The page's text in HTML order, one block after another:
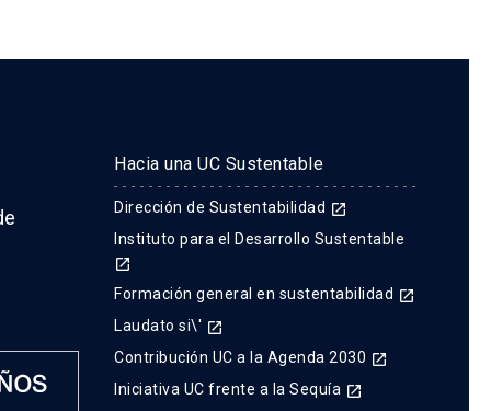
Hacia una UC Sustentable
Dirección de Sustentabilidad launch
Instituto para el Desarrollo Sustentable
launch
Formación general en sustentabilidad launch
Laudato si\' launch
Contribución UC a la Agenda 2030 launch
Iniciativa UC frente a la Sequía launch